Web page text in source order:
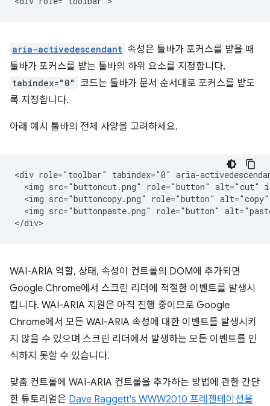
aria-activedescendant 속성은 툴바가 포커스를 받을 때
툴바가 포커스를 받는 툴바의 하위 요소를 지정합니다.
tabindex="0" 코드는 툴바가 문서 순서대로 포커스를 받도
록 지정합니다.
아래 예시 툴바의 전체 사양을 고려하세요.
<div role="toolbar" tabindex="0" aria-
<img src="buttoncut.png" role="button" alt="cut"
<img src="buttoncopy.png" role="button"
<img src="buttonpaste.png" role="button"
WAI-ARIA 역할, 상태, 속성이 컨트롤의 DOM에 추가되면
Google Chrome에서 스크린 리더에 적절한 이벤트를 발생시
킵니다. WAI-ARIA 지원은 아직 진행 중이므로 Google
Chrome에서 모든 WAI-ARIA 속성에 대한 이벤트를 발생시키
지 않을 수 있으며 스크린 리더에서 발생하는 모든 이벤트를 인
식하지 못할 수 있습니다.
맞춤 컨트롤에 WAI-ARIA 컨트롤을 추가하는 방법에 관한 간단
한 튜토리얼은 Dave Raggett's WWW2010 프레젠테이션을